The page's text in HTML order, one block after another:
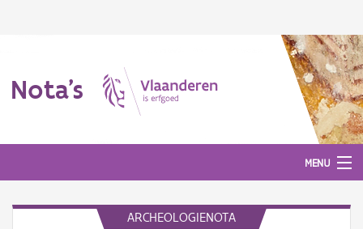
Nota's
MENU
ARCHEOLOGIENOTA